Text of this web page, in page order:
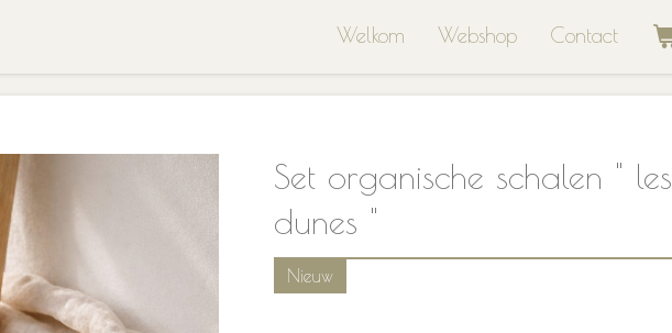
Welkom Webshop Contact
Set organische schalen " les
dunes "
Nieuw